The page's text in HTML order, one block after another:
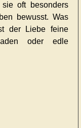
oft besonders
bewusst. Was
der Liebe feine
oder edle